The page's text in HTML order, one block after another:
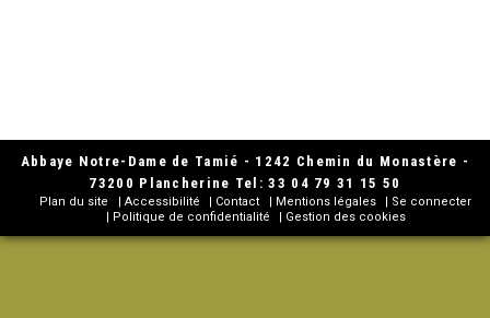
Abbaye Notre-Dame de Tamié - 1242 Chemin du Monastère -
73200 Plancherine Tel: 33 04 79 31 15 50
Plan du site Accessibilité Contact Mentions légales
Se connecter
Politique de confidentialité
Gestion des cookies